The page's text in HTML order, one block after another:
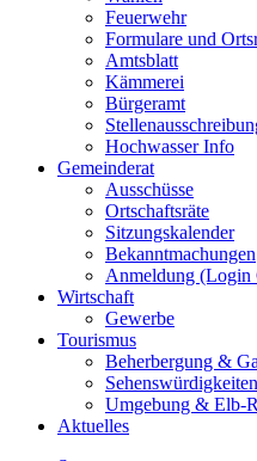
Feuerwehr
Formulare und
Amtsblatt
Kämmerei
Bürgeramt
Hochwasser Info
Gemeinderat
Ausschüsse
Ortschaftsräte
Sitzungskalender
Bekanntmachungen
Anmeldung (Login
Wirtschaft
Gewerbe
Tourismus
Beherbergung &
Sehenswürdigkeiten
Umgebung & Elb-
Aktuelles